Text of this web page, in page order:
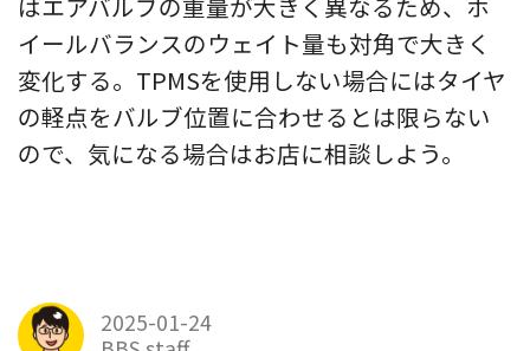
イールバランスのウェイト量も対角で大きく
変化する。TPMSを使用しない場合にはタイヤ
の軽点をバルブ位置に合わせるとは限らない
ので、気になる場合はお店に相談しよう。
2025-01-24